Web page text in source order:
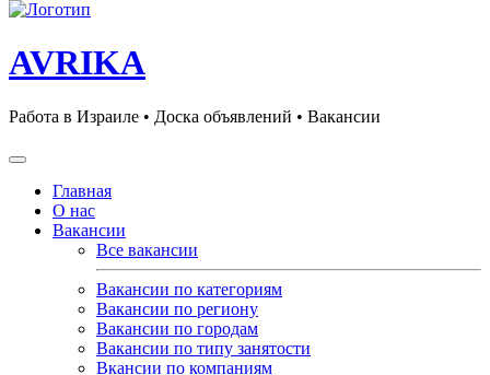
AVRIKA
Работа в Израиле • Доска объявлений • Вакансии
Главная
О нас
Вакансии
Все вакансии
Вакансии по категориям
Вакансии по региону
Вакансии по городам
Вакансии по типу занятости
Вкансии по компаниям